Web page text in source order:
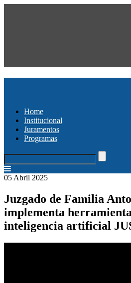
Home
Institucional
Juramentos
Programas
05 Abril 2025
Juzgado de Familia
implementa
inteligencia artificial